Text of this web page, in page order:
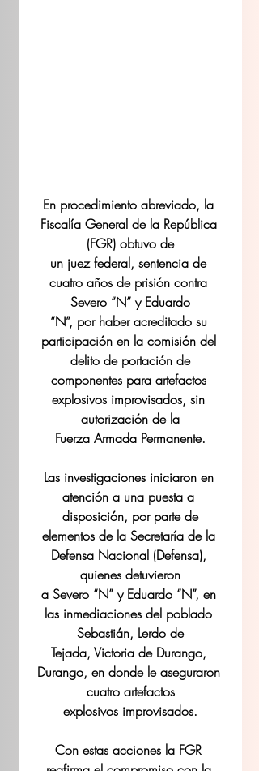
En procedimiento abreviado, la
Fiscalía General de la República
(FGR) obtuvo de
un juez federal, sentencia de
cuatro años de prisión contra
Severo “N” y Eduardo
“N”, por haber acreditado su
participación en la comisión del
delito de portación de
componentes para artefactos
explosivos improvisados, sin
autorización de la
Fuerza Armada Permanente.
Las investigaciones iniciaron en
atención a una puesta a
disposición, por parte de
elementos de la Secretaría de la
Defensa Nacional (Defensa),
quienes detuvieron
a Severo “N” y Eduardo “N”, en
las inmediaciones del poblado
Sebastián, Lerdo de
Tejada, Victoria de Durango,
Durango, en donde le aseguraron
cuatro artefactos
explosivos improvisados.
Con estas acciones la FGR